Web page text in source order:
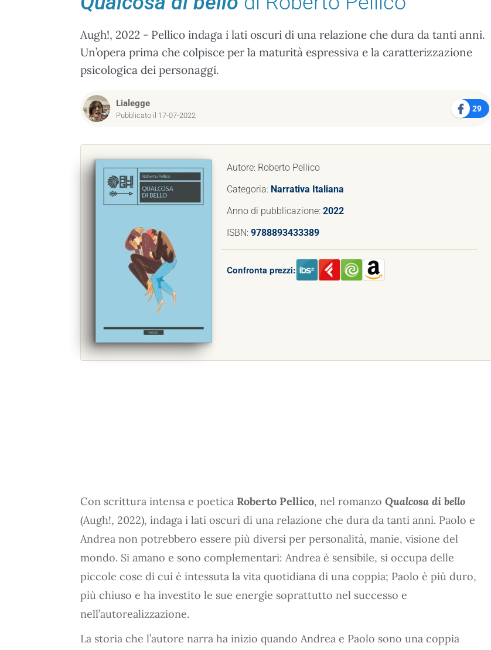
Augh!, 2022 - Pellico indaga i lati oscuri di una relazione che dura da tanti anni.
Un’opera prima che colpisce per la maturità espressiva e la caratterizzazione
psicologica dei personaggi.
Lialegge
Pubblicato il 17-07-2022
29
Autore: Roberto Pellico
Categoria: Narrativa Italiana
Anno di pubblicazione: 2022
ISBN: 9788893433389
Confronta prezzi:
Con scrittura intensa e poetica Roberto Pellico, nel romanzo Qualcosa di bello
(Augh!, 2022), indaga i lati oscuri di una relazione che dura da tanti anni. Paolo e
Andrea non potrebbero essere più diversi per personalità, manie, visione del
mondo. Si amano e sono complementari: Andrea è sensibile, si occupa delle
piccole cose di cui è intessuta la vita quotidiana di una coppia; Paolo è più duro,
più chiuso e ha investito le sue energie soprattutto nel successo e
nell’autorealizzazione.
La storia che l’autore narra ha inizio quando Andrea e Paolo sono una coppia